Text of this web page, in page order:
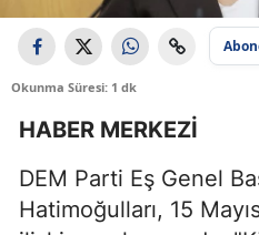
Okunma Süresi: 1 dk
HABER MERKEZİ
DEM Parti Eş Genel
Hatimoğulları, 15